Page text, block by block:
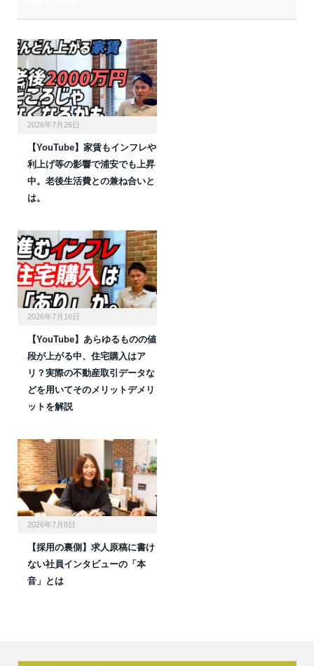
2026年7月26日
【YouTube】家賃もインフレや
利上げ等の影響で浦安でも上昇
中。老後生活費との兼ね合いと
は。
2026年7月16日
【YouTube】あらゆるものの値
段が上がる中、住宅購入はア
リ？実際の不動産取引データな
どを用いてそのメリットデメリ
ットを解説
2026年7月8日
【採用の裏側】求人原稿に書け
ない社員インタビューの「本
音」とは